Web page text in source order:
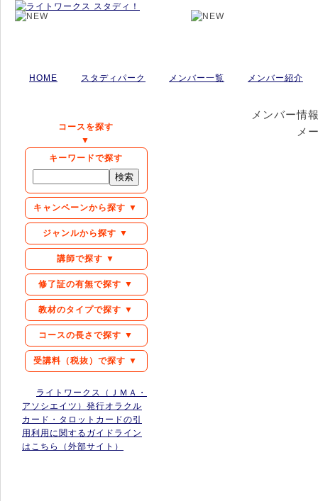
HOME スタディパーク メンバー一覧 メンバー紹介
コースを探す
▼
キーワードで探す
キャンペーンから探す ▼
ジャンルから探す ▼
講師で探す ▼
修了証の有無で探す ▼
教材のタイプで探す ▼
コースの長さで探す ▼
受講料（税抜）で探す ▼
ライトワークス（ＪＭＡ・
アソシエイツ）発行オラクル
カード・タロットカードの引
用利用に関するガイドライン
はこちら（外部サイト）
メンバー情
メ